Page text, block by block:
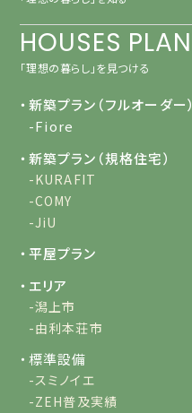
HOUSES PLAN
「理想の暮らし」を見つける
・新築プラン（フルオーダー）
-Fiore
・新築プラン（規格住宅）
-KURAFIT
-COMY
-JiU
・平屋プラン
・エリア
-潟上市
-由利本荘市
・標準設備
-スミノイエ
-ZEH普及実績